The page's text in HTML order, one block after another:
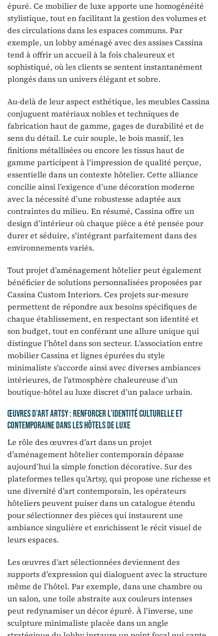
épuré. Ce mobilier de luxe apporte une homogénéité
stylistique, tout en facilitant la gestion des volumes et
des circulations dans les espaces communs. Par
exemple, un lobby aménagé avec des assises Cassina
tend à offrir un accueil à la fois chaleureux et
sophistiqué, où les clients se sentent instantanément
plongés dans un univers élégant et sobre.
Au-delà de leur aspect esthétique, les meubles Cassina
conjuguent matériaux nobles et techniques de
fabrication haut de gamme, gages de durabilité et de
sens du détail. Le cuir souple, le bois massif, les
finitions métallisées ou encore les tissus haut de
gamme participent à l’impression de qualité perçue,
essentielle dans un contexte hôtelier. Cette alliance
concilie ainsi l’exigence d’une décoration moderne
avec la nécessité d’une robustesse adaptée aux
contraintes du milieu. En résumé, Cassina offre un
design d’intérieur où chaque pièce a été pensée pour
durer et séduire, s’intégrant parfaitement dans des
environnements variés.
Tout projet d’aménagement hôtelier peut également
bénéficier de solutions personnalisées proposées par
Cassina Custom Interiors. Ces projets sur-mesure
permettent de répondre aux besoins spécifiques de
chaque établissement, en respectant son identité et
son budget, tout en conférant une allure unique qui
distingue l’hôtel dans son secteur. L’association entre
mobilier Cassina et lignes épurées du style
minimaliste s’accorde ainsi avec diverses ambiances
intérieures, de l’atmosphère chaleureuse d’un
boutique-hôtel au luxe discret d’un palace urbain.
Œuvres d’art Artsy : renforcer l’identité culturelle et
contemporaine dans les hôtels de luxe
Le rôle des œuvres d’art dans un projet
d’aménagement hôtelier contemporain dépasse
aujourd’hui la simple fonction décorative. Sur des
plateformes telles qu’Artsy, qui propose une richesse et
une diversité d’art contemporain, les opérateurs
hôteliers peuvent puiser dans un catalogue étendu
pour sélectionner des pièces qui instaurent une
ambiance singulière et enrichissent le récit visuel de
leurs espaces.
Les œuvres d’art sélectionnées deviennent des
supports d’expression qui dialoguent avec la structure
même de l’hôtel. Par exemple, dans une chambre ou
un salon, une toile abstraite aux couleurs intenses
peut redynamiser un décor épuré. À l’inverse, une
sculpture minimaliste placée dans un angle